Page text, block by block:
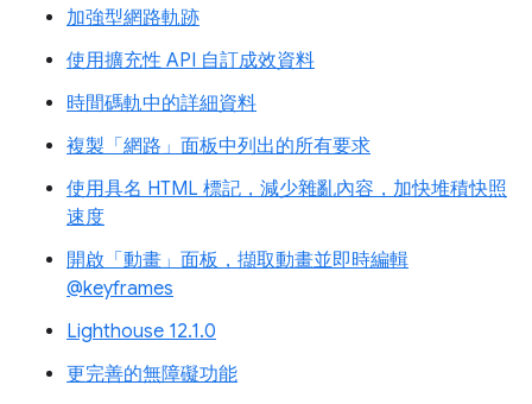
加強型網路軌跡
使用擴充性 API 自訂成效資料
時間碼軌中的詳細資料
複製「網路」面板中列出的所有要求
使用具名 HTML 標記，減少雜亂內容，加快堆積快照
速度
開啟「動畫」面板，擷取動畫並即時編輯
@keyframes
Lighthouse 12.1.0
更完善的無障礙功能